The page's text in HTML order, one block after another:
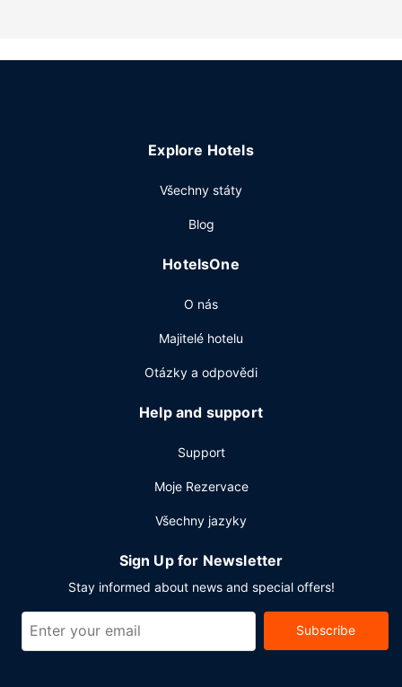
vybavení jsou také bezdrátový internet zdarma a
Chcete-li si vychutnat svůj oblíbený nápoj, bude vám k
10:00 za příplatek kompletní snídani.
čistírna oděvů a recepce s nepřetržitým provozem.
Explore Hotels
Všechny státy
Blog
HotelsOne
O nás
Majitelé hotelu
Otázky a odpovědi
Help and support
Support
Moje Rezervace
Všechny jazyky
Sign Up for Newsletter
Stay informed about news and special offers!
Subscribe